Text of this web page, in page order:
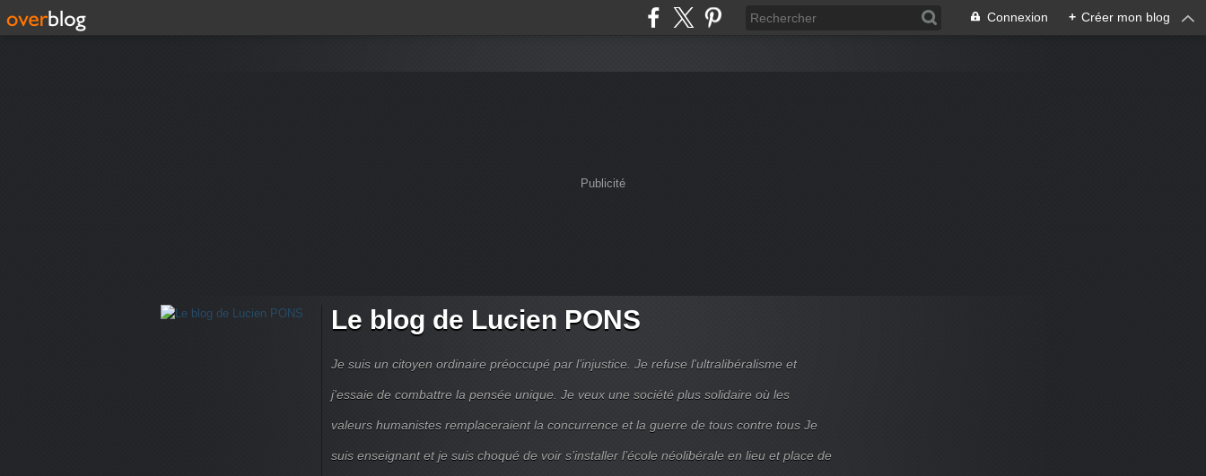
Connexion + Créer mon blog
Publicité
Le blog de Lucien PONS
Je suis un citoyen ordinaire préoccupé par l’injustice. Je refuse l'ultralibéralisme et
j'essaie de combattre la pensée unique. Je veux une société plus solidaire où les
valeurs humanistes remplaceraient la concurrence et la guerre de tous contre tous Je
suis enseignant et je suis choqué de voir s’installer l’école néolibérale en lieu et place de